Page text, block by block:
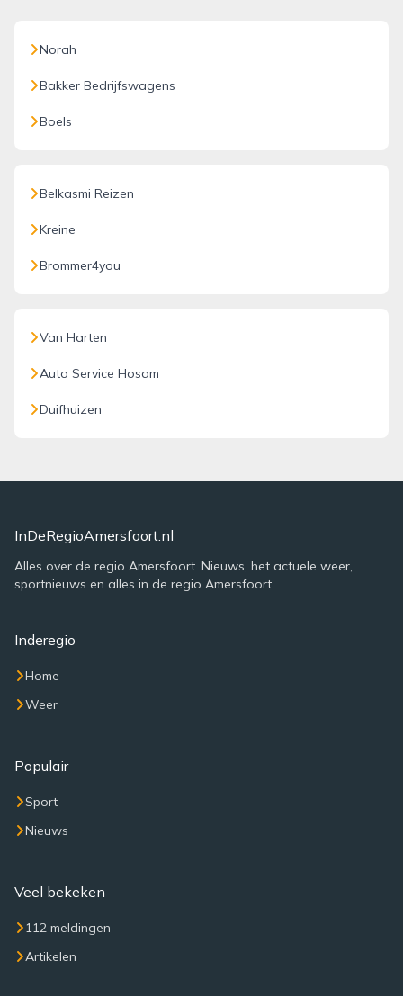
Norah
Bakker Bedrijfswagens
Boels
Belkasmi Reizen
Kreine
Brommer4you
Van Harten
Auto Service Hosam
Duifhuizen
InDeRegioAmersfoort.nl
Alles over de regio Amersfoort. Nieuws, het actuele weer,
sportnieuws en alles in de regio Amersfoort.
Inderegio
Home
Weer
Populair
Sport
Nieuws
Veel bekeken
112 meldingen
Artikelen